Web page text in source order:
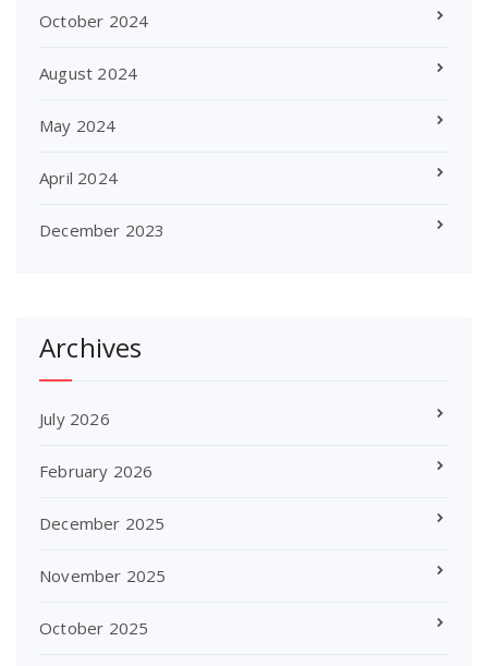
October 2024
August 2024
May 2024
April 2024
December 2023
Archives
July 2026
February 2026
December 2025
November 2025
October 2025